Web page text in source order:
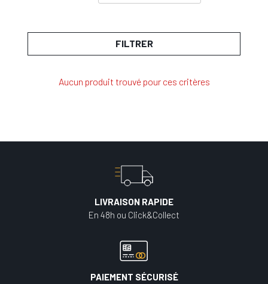
FILTRER
Aucun produit trouvé pour ces critères
LIVRAISON RAPIDE
En 48h ou Click&Collect
PAIEMENT SÉCURISÉ